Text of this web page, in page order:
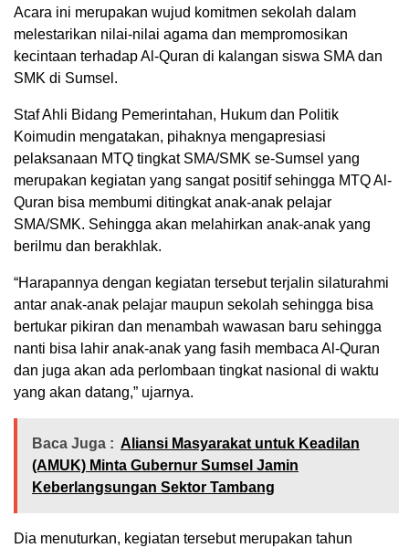
Acara ini merupakan wujud komitmen sekolah dalam
melestarikan nilai-nilai agama dan mempromosikan
kecintaan terhadap Al-Quran di kalangan siswa SMA dan
SMK di Sumsel.
Staf Ahli Bidang Pemerintahan, Hukum dan Politik
Koimudin mengatakan, pihaknya mengapresiasi
pelaksanaan MTQ tingkat SMA/SMK se-Sumsel yang
merupakan kegiatan yang sangat positif sehingga MTQ Al-
Quran bisa membumi ditingkat anak-anak pelajar
SMA/SMK. Sehingga akan melahirkan anak-anak yang
berilmu dan berakhlak.
“Harapannya dengan kegiatan tersebut terjalin silaturahmi
antar anak-anak pelajar maupun sekolah sehingga bisa
bertukar pikiran dan menambah wawasan baru sehingga
nanti bisa lahir anak-anak yang fasih membaca Al-Quran
dan juga akan ada perlombaan tingkat nasional di waktu
yang akan datang,” ujarnya.
Baca Juga : Aliansi Masyarakat untuk Keadilan
(AMUK) Minta Gubernur Sumsel Jamin
Keberlangsungan Sektor Tambang
Dia menuturkan, kegiatan tersebut merupakan tahun